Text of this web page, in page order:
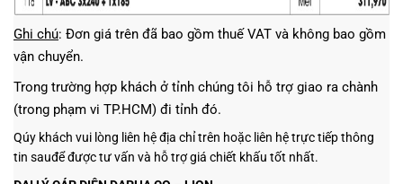
Ghi chú: Đơn giá trên đã bao gồm thuế VAT và không bao gồm
vận chuyển.
Trong trường hợp khách ở tỉnh chúng tôi hỗ trợ giao ra chành
(trong phạm vi TP.HCM) đi tỉnh đó.
Qúy khách vui lòng liên hệ địa chỉ trên hoặc liên hệ trực tiếp thông
tin sauđể được tư vấn và hỗ trợ giá chiết khấu tốt nhất.